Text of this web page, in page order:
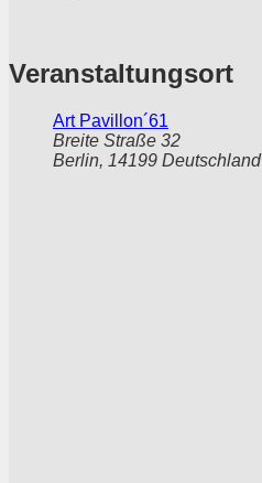
Veranstaltungsort
Art Pavillon´61
Breite Straße 32
Berlin, 14199 Deutschland